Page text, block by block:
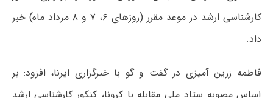
کارشناسی ارشد در موعد مقرر (روزهای ۶، ۷ و ۸ مرداد ماه) خبر
داد.
فاطمه زرین آمیزی در گفت و گو با خبرگزاری ایرنا، افزود: بر
اساس مصوبه ستاد ملی مقابله با کرونا، کنکور کارشناسی ارشد